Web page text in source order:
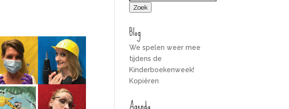
voor:
Zoek
Blog
We spelen weer mee
tijdens de
Kinderboekenweek!
Kopiëren